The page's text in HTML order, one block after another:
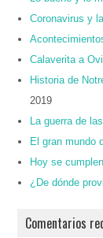
Coronavirus y
Calaverita a
Historia de
2019
La guerra de
El gran mundo
Hoy se
¿De dónde
Comentarios